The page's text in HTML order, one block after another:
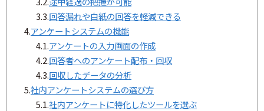
3.3.回答漏れや白紙の回答を軽減できる
4.アンケートシステムの機能
4.1.アンケートの入力画面の作成
4.2.回答者へのアンケート配布・回収
4.3.回収したデータの分析
5.社内アンケートシステムの選び方
5.1.社内アンケートに特化したツールを選ぶ